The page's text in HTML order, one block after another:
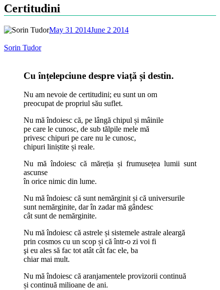
Certitudini
May 31 2014June 2 2014
Sorin Tudor
Cu înțelepciune despre viață și destin.
Nu am nevoie de certitudini; eu sunt un om
preocupat de propriul său suflet.
Nu mă îndoiesc că, pe lângă chipul și mâinile
pe care le cunosc, de sub tălpile mele mă
privesc chipuri pe care nu le cunosc,
chipuri liniștite și reale.
Nu mă îndoiesc că măreția și frumusețea lumii sunt
ascunse
în orice nimic din lume.
Nu mă îndoiesc că sunt nemărginit și că universurile
sunt nemărginite, dar în zadar mă gândesc
cât sunt de nemărginite.
Nu mă îndoiesc că astrele și sistemele astrale aleargă
prin cosmos cu un scop și că într-o zi voi fi
şi eu ales să fac tot atât cât fac ele, ba
chiar mai mult.
Nu mă îndoiesc că aranjamentele provizorii continuă
și continuă milioane de ani.